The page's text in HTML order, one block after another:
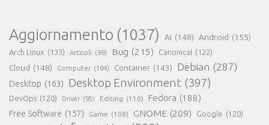
Aggiornamento (1037) AI (148) Android (155)
Arch Linux (133) Articoli (99) Bug (215) Canonical (122)
Cloud (148) Computer (104) Container (143) Debian (287)
Desktop (163) Desktop Environment (397)
DevOps (120) Driver (95) Editing (110) Fedora (188)
Free Software (157) Game (108) GNOME (209) Google (120)